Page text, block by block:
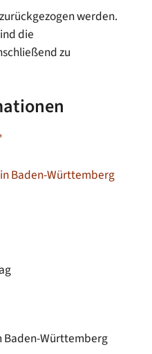
werden.
die
zu
Baden-Württemberg
Baden-Württemberg